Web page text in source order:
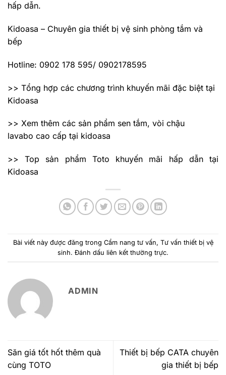
hấp dẫn.
Kidoasa – Chuyên gia thiết bị vệ sinh phòng tắm và
bếp
Hotline: 0902 178 595/ 0902178595
>> Tổng hợp các chương trình khuyến mãi đặc biệt tại
Kidoasa
>> Xem thêm các sản phẩm sen tắm, vòi chậu
lavabo cao cấp tại kidoasa
>> Top sản phẩm Toto khuyến mãi hấp dẫn tại
Kidoasa
Bài viết này được đăng trong Cẩm nang tư vấn, Tư vấn thiết bị vệ
sinh. Đánh dấu liên kết thường trực.
ADMIN
Săn giá tốt hốt thêm quà
cùng TOTO
Thiết bị bếp CATA chuyên
gia thiết bị bếp